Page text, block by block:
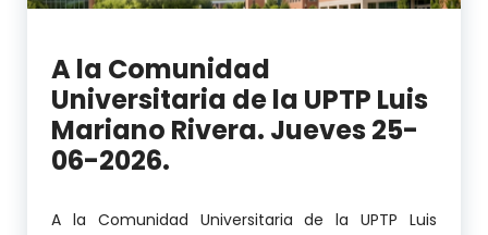
A la Comunidad
Universitaria de la UPTP Luis
Mariano Rivera. Jueves 25-
06-2026.
A la Comunidad Universitaria de la UPTP Luis